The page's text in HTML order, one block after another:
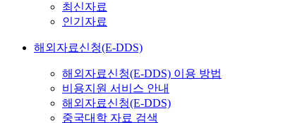
최신자료
인기자료
해외자료신청(E-DDS)
해외자료신청(E-DDS) 이용 방법
비용지원 서비스 안내
해외자료신청(E-DDS)
중국대학 자료 검색